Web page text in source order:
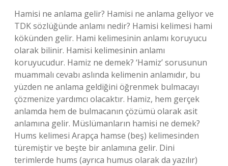
Hamisi ne anlama gelir? Hamisi ne anlama geliyor ve
TDK sözlüğünde anlamı nedir? Hamisi kelimesi hami
kökünden gelir. Hami kelimesinin anlamı koruyucu
olarak bilinir. Hamisi kelimesinin anlamı
koruyucudur. Hamiz ne demek? ‘Hamiz’ sorusunun
muammalı cevabı aslında kelimenin anlamıdır, bu
yüzden ne anlama geldiğini öğrenmek bulmacayı
çözmenize yardımcı olacaktır. Hamiz, hem gerçek
anlamda hem de bulmacanın çözümü olarak asit
anlamına gelir. Müslümanların hamisi ne demek?
Hums kelimesi Arapça hamse (beş) kelimesinden
türemiştir ve beşte bir anlamına gelir. Dini
terimlerde hums (ayrıca humus olarak da yazılır)